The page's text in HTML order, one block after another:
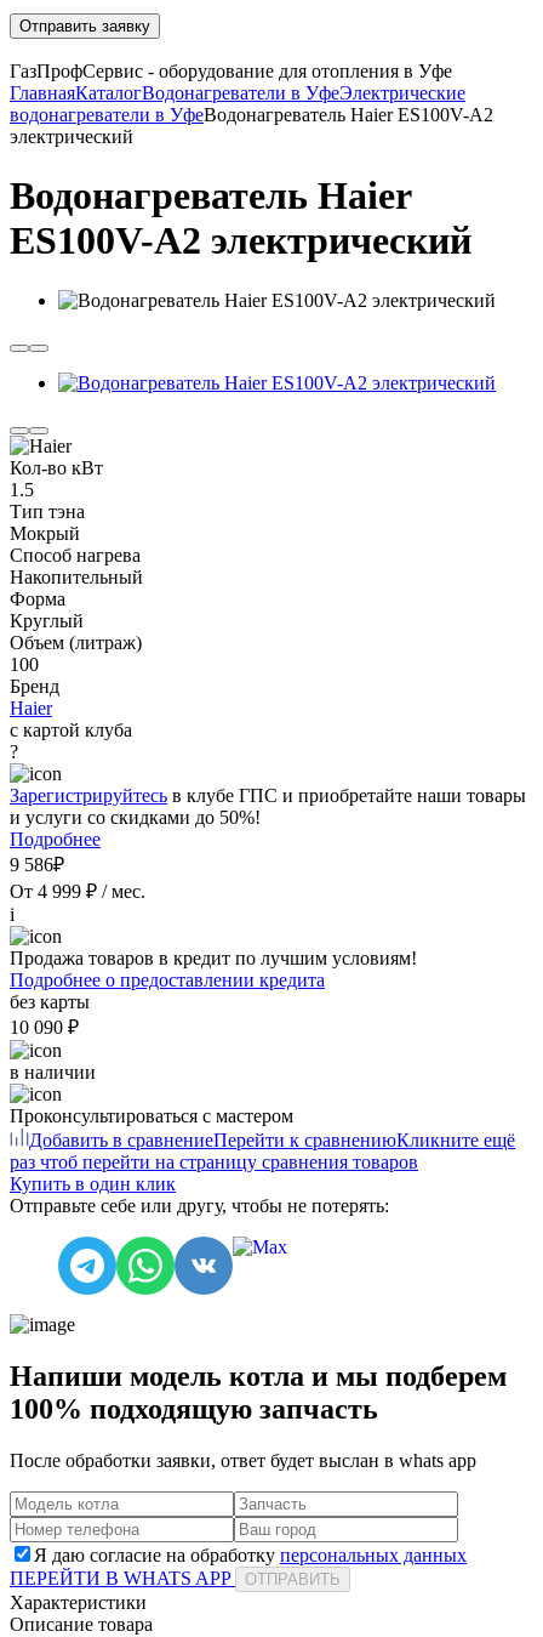
Отправить заявку
ГазПрофСервис - оборудование для отопления в Уфе
ГлавнаяКаталогВодонагреватели в УфеЭлектрические
водонагреватели в УфеВодонагреватель Haier ES100V-A2
электрический
Водонагреватель Haier
ES100V-A2 электрический
Кол-во кВт
1.5
Тип тэна
Мокрый
Способ нагрева
Накопительный
Форма
Круглый
Объем (литраж)
100
Бренд
Haier
с картой клуба
?
Зарегистрируйтесь в клубе ГПС и приобретайте наши товары
и услуги со скидками до 50%!
Подробнее
9 586₽
От 4 999 ₽ / мес.
i
Продажа товаров в кредит по лучшим условиям!
Подробнее о предоставлении кредита
без карты
10 090 ₽
в наличии
Проконсультироваться с мастером
Добавить в сравнениеПерейти к сравнениюКликните ещё
раз чтоб перейти на страницу сравнения товаров
Купить в один клик
Отправьте себе или другу, чтобы не потерять:
Напиши модель котла и мы подберем
100% подходящую запчасть
После обработки заявки, ответ будет выслан в whats app
Я даю согласие на обработку персональных данных
ПЕРЕЙТИ В WHATS APP
ОТПРАВИТЬ
Характеристики
Описание товара